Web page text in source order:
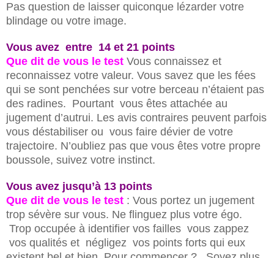
Pas question de laisser quiconque lézarder votre
blindage ou votre image.
Vous avez entre 14 et 21 points
Que dit de vous le test Vous connaissez et
reconnaissez votre valeur. Vous savez que les fées
qui se sont penchées sur votre berceau n’étaient pas
des radines. Pourtant vous êtes attachée au
jugement d’autrui. Les avis contraires peuvent parfois
vous déstabiliser ou vous faire dévier de votre
trajectoire. N’oubliez pas que vous êtes votre propre
boussole, suivez votre instinct.
Vous avez jusqu’à 13 points
Que dit de vous le test : Vous portez un jugement
trop sévère sur vous. Ne flinguez plus votre égo.
Trop occupée à identifier vos failles vous zappez
vos qualités et négligez vos points forts qui eux